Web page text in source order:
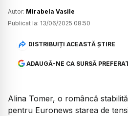
Autor: Mirabela Vasile
Publicat la: 13/06/2025 08:50
DISTRIBUIȚI ACEASTĂ ȘTIRE
ADAUGĂ-NE CA SURSĂ
Alina Tomer, o româncă
pentru Euronews starea de